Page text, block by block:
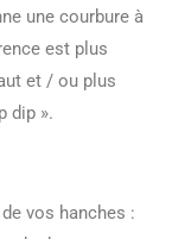
une courbure à
est plus
et / ou plus
dip ».
vos hanches :